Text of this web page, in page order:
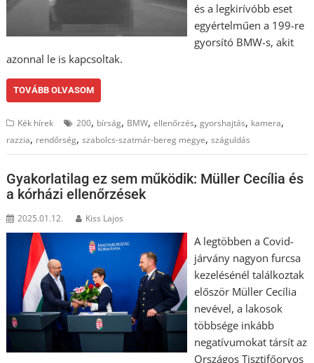
és a legkirívóbb eset
egyértelműen a 199-re
gyorsító BMW-s, akit
azonnal le is kapcsoltak.
TOVÁBB OLVASOM
Kék hírek 200, bírság, BMW,ellenőrzés,gyorshajtás, kamera,
razzia, rendőrség,szabolcs-szatmár-bereg megye,száguldás
Gyakorlatilag ez sem működik: Müller Cecília és
a kórházi ellenőrzések
2025.01.12. Kiss Lajos
A legtöbben a Covid-
járvány nagyon furcsa
kezelésénél találkoztak
először Müller Cecília
nevével, a lakosok
többsége inkább
negatívumokat társít az
Országos Tisztifőorvos